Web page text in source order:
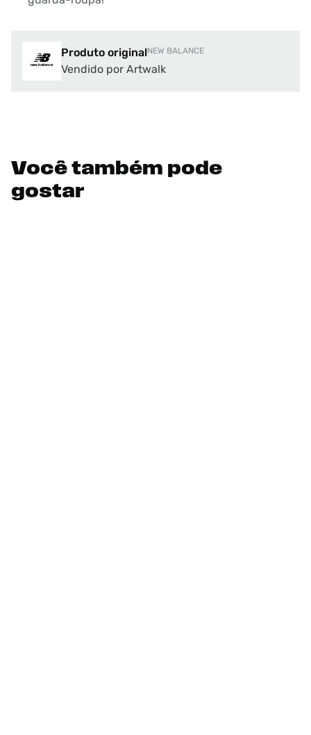
Produto originalNEW BALANCE
Vendido por Artwalk
Você também pode
gostar